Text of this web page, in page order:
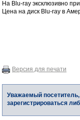
На Blu-ray эксклюзивно
Цена на диск Blu-ray в
Версия для печати
Уважаемый
зарегистрироваться